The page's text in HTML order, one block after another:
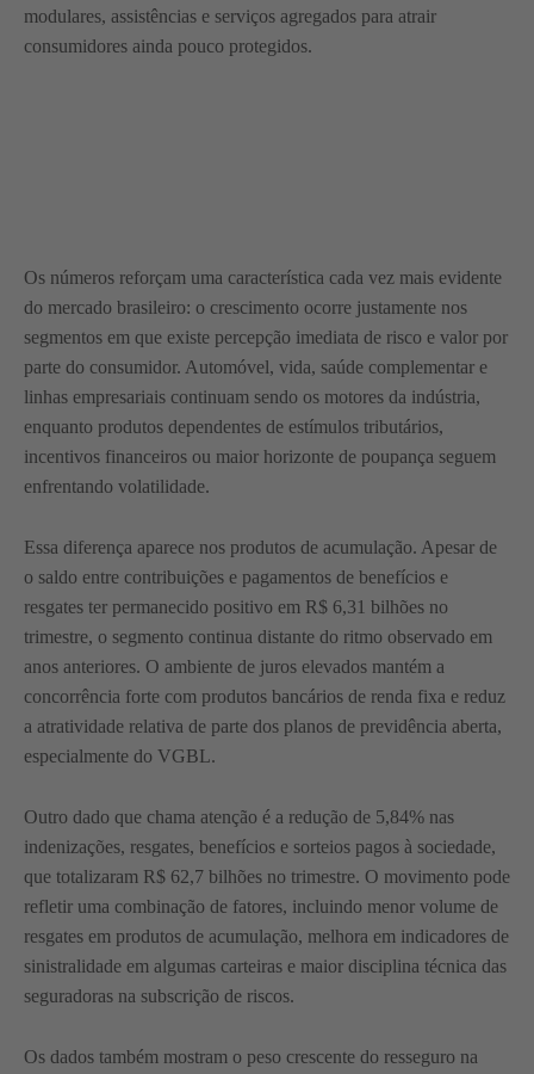
modulares, assistências e serviços agregados para atrair
consumidores ainda pouco protegidos.
Os números reforçam uma característica cada vez mais evidente
do mercado brasileiro: o crescimento ocorre justamente nos
segmentos em que existe percepção imediata de risco e valor por
parte do consumidor. Automóvel, vida, saúde complementar e
linhas empresariais continuam sendo os motores da indústria,
enquanto produtos dependentes de estímulos tributários,
incentivos financeiros ou maior horizonte de poupança seguem
enfrentando volatilidade.
Essa diferença aparece nos produtos de acumulação. Apesar de
o saldo entre contribuições e pagamentos de benefícios e
resgates ter permanecido positivo em R$ 6,31 bilhões no
trimestre, o segmento continua distante do ritmo observado em
anos anteriores. O ambiente de juros elevados mantém a
concorrência forte com produtos bancários de renda fixa e reduz
a atratividade relativa de parte dos planos de previdência aberta,
especialmente do VGBL.
Outro dado que chama atenção é a redução de 5,84% nas
indenizações, resgates, benefícios e sorteios pagos à sociedade,
que totalizaram R$ 62,7 bilhões no trimestre. O movimento pode
refletir uma combinação de fatores, incluindo menor volume de
resgates em produtos de acumulação, melhora em indicadores de
sinistralidade em algumas carteiras e maior disciplina técnica das
seguradoras na subscrição de riscos.
Os dados também mostram o peso crescente do resseguro na